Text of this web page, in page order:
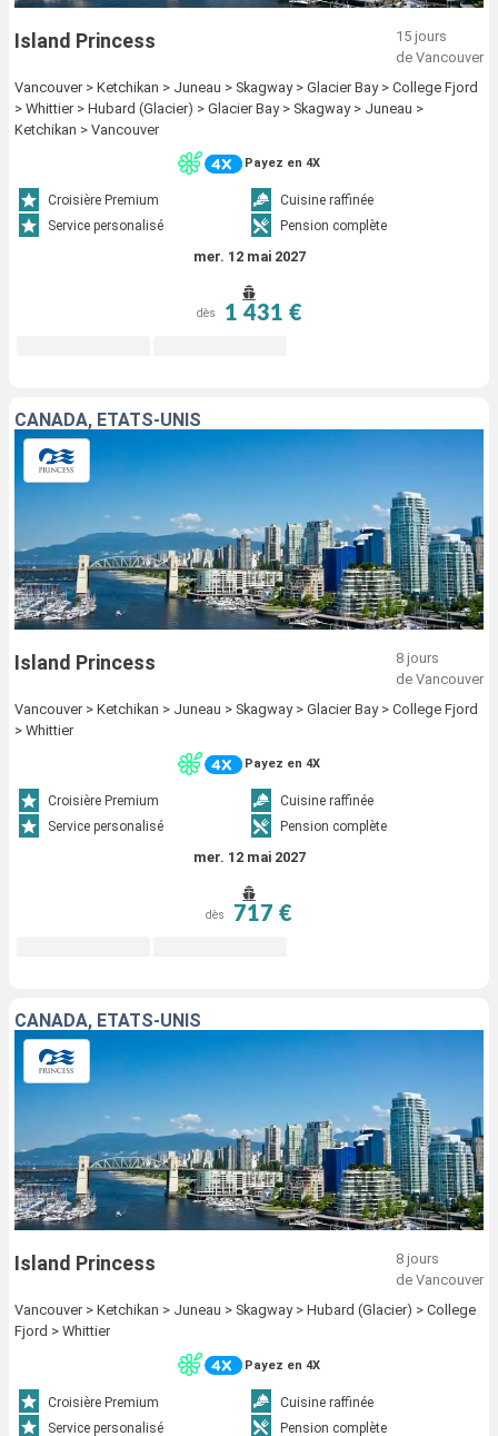
Island Princess
15 jours
de Vancouver
Vancouver > Ketchikan > Juneau > Skagway > Glacier Bay > College Fjord
> Whittier > Hubard (Glacier) > Glacier Bay > Skagway > Juneau >
Ketchikan > Vancouver
Payez en 4X
Croisière Premium
Cuisine raffinée
Service personalisé
Pension complète
mer. 12 mai 2027
dès 1 431 €
CANADA, ÉTATS-UNIS
Island Princess
8 jours
de Vancouver
Vancouver > Ketchikan > Juneau > Skagway > Glacier Bay > College Fjord
> Whittier
Payez en 4X
Croisière Premium
Cuisine raffinée
Service personalisé
Pension complète
mer. 12 mai 2027
dès 717 €
CANADA, ÉTATS-UNIS
Island Princess
8 jours
de Vancouver
Vancouver > Ketchikan > Juneau > Skagway > Hubard (Glacier) > College
Fjord > Whittier
Payez en 4X
Croisière Premium
Cuisine raffinée
Service personalisé
Pension complète